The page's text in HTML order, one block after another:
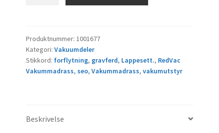
VM9001X
antall
Produktnummer: 1001677
Kategori: Vakuumdeler
Stikkord: forflytning, gravferd, Lappesett., RedVac
Vakummadrass, seo, Vakummadrass, vakumutstyr
Beskrivelse